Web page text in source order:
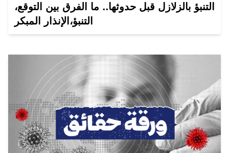
التنبؤ بالزلازل قبل حدوثها.. ما الفرق بين التوقع،
التنبؤ،الإنذار المبكر